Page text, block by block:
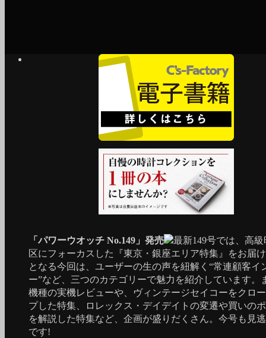
「パワーウオッチ No.149」発売
最新149号では、高
区にフォーカスした『東京・銀座エリア特集』をお届
となる今回は、ユーザーの生の声を紐解く“常連顧客イ
ー”など、三つのカテゴリーで魅力を紹介しています。
機種の実機レビューや、ヴィンテージセイコーをクロ
プした特集、ロレックス・デイデイトの変遷や買いの
を解説した特集など、企画が盛りだくさん。今号も見
です!